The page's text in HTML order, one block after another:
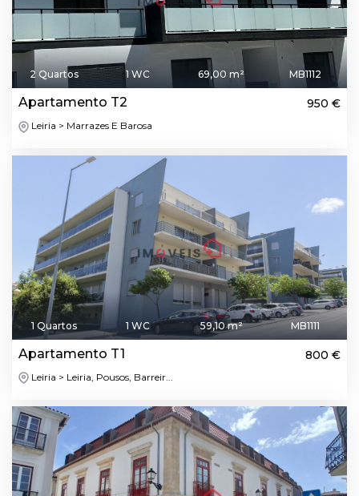
2 Quartos 1 WC 69,00 m² MB1112
Apartamento T2 950 €
Leiria > Marrazes E Barosa
1 Quartos 1 WC 59,10 m² MB1111
Apartamento T1 800 €
Leiria > Leiria, Pousos, Barreir...